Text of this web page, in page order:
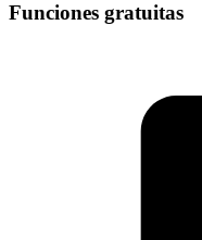
Funciones gratuitas